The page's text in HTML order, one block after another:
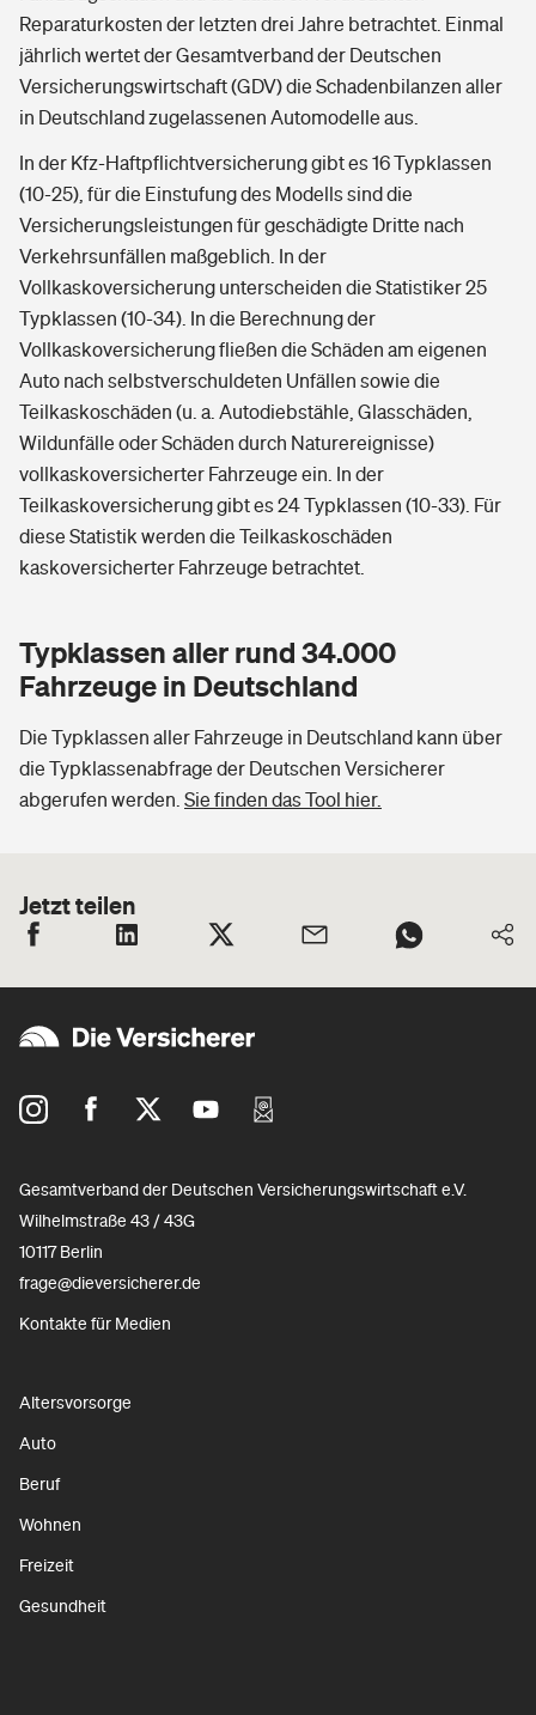
Reparaturkosten der letzten drei Jahre betrachtet. Einmal
jährlich wertet der Gesamtverband der Deutschen
Versicherungswirtschaft (GDV) die Schadenbilanzen aller
in Deutschland zugelassenen Automodelle aus.
In der Kfz-Haftpflichtversicherung gibt es 16 Typklassen
(10-25), für die Einstufung des Modells sind die
Versicherungsleistungen für geschädigte Dritte nach
Verkehrsunfällen maßgeblich. In der
Vollkaskoversicherung unterscheiden die Statistiker 25
Typklassen (10-34). In die Berechnung der
Vollkaskoversicherung fließen die Schäden am eigenen
Auto nach selbstverschuldeten Unfällen sowie die
Teilkaskoschäden (u. a. Autodiebstähle, Glasschäden,
Wildunfälle oder Schäden durch Naturereignisse)
vollkaskoversicherter Fahrzeuge ein. In der
Teilkaskoversicherung gibt es 24 Typklassen (10-33). Für
diese Statistik werden die Teilkaskoschäden
kaskoversicherter Fahrzeuge betrachtet.
Typklassen aller rund 34.000
Fahrzeuge in Deutschland
Die Typklassen aller Fahrzeuge in Deutschland kann über
die Typklassenabfrage der Deutschen Versicherer
abgerufen werden. Sie finden das Tool hier.
Jetzt teilen
Gesamtverband der Deutschen Versicherungswirtschaft e.V.
Wilhelmstraße 43 / 43G
10117 Berlin
frage@dieversicherer.de
Kontakte für Medien
Altersvorsorge
Auto
Beruf
Wohnen
Freizeit
Gesundheit